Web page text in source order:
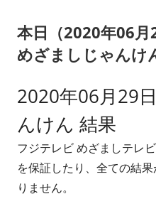
ー
本日（2020年06月
めざましじゃんけ
2020年06月29
んけん 結果
フジテレビ めざましテレ
を保証したり、全ての結
りません。